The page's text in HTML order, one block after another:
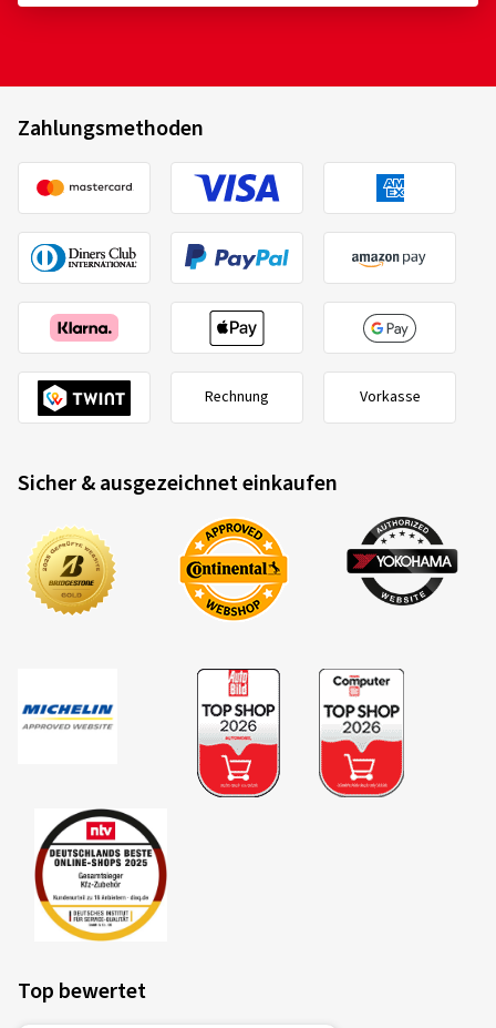
Zahlungsmethoden
Rechnung Vorkasse
Sicher & ausgezeichnet einkaufen
Top bewertet